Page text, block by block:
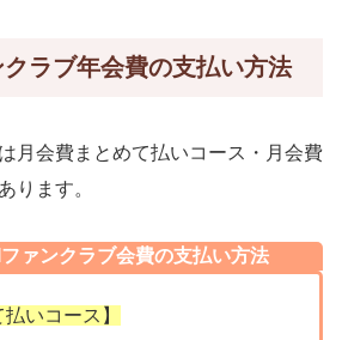
ラブ年会費の支払い方法
月会費まとめて払いコース・月会費
ります。
ァンクラブ会費の支払い方法
いコース】